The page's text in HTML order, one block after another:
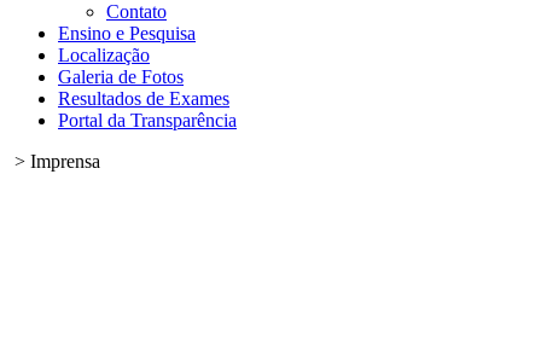
Contato
Ensino e Pesquisa
Localização
Galeria de Fotos
Resultados de Exames
Portal da Transparência
> Imprensa